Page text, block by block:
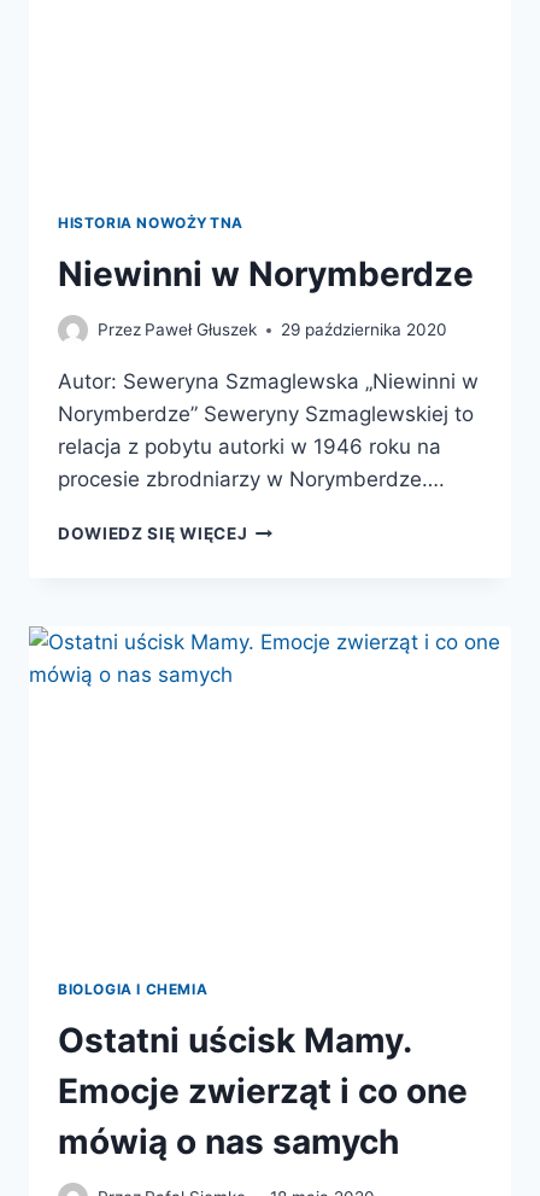
HISTORIA NOWOŻYTNA
Niewinni w Norymberdze
Przez Paweł Głuszek 29 października 2020
Autor: Seweryna Szmaglewska „Niewinni w
Norymberdze” Seweryny Szmaglewskiej to
relacja z pobytu autorki w 1946 roku na
procesie zbrodniarzy w Norymberdze….
DOWIEDZ SIĘ WIĘCEJ NIEWINNI
BIOLOGIA I CHEMIA
Ostatni uścisk Mamy.
Emocje zwierząt i co one
mówią o nas samych